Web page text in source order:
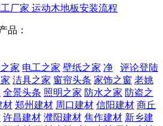
厂家 运动木地板安装流程
品：
评论登陆
家 电工之家 壁纸之家 净
洁具之家 窗帘头条 家饰之窗 老姚
全景头条 照明之家 防水之家 防盗之
材 郑州建材 周口建材 信阳建材 商丘
许昌建材 濮阳建材 焦作建材 新乡建